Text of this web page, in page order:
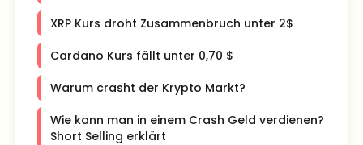
XRP Kurs droht Zusammenbruch unter 2$
Cardano Kurs fällt unter 0,70 $
Warum crasht der Krypto Markt?
Wie kann man in einem Crash Geld verdienen?
Short Selling erklärt